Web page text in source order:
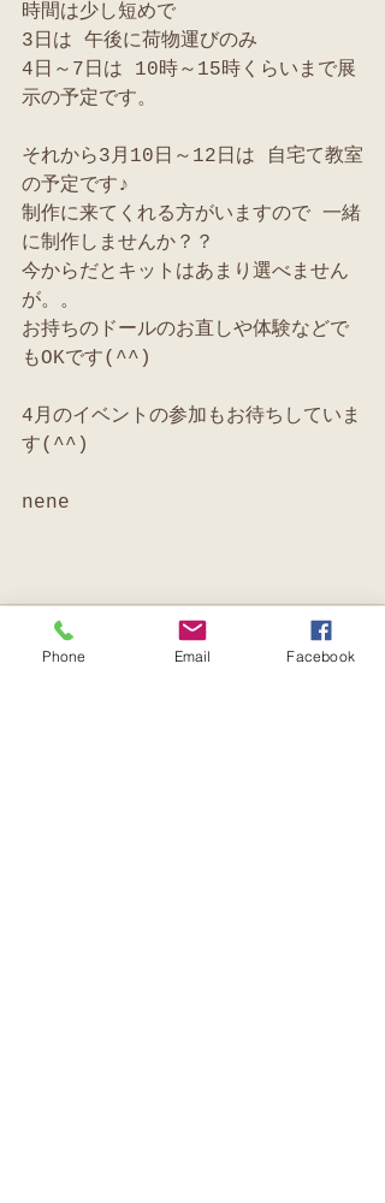
時間は少し短めで
3日は 午後に荷物運びのみ
4日～7日は 10時～15時くらいまで展
示の予定です。
それから3月10日～12日は 自宅て教室
の予定です♪
制作に来てくれる方がいますので 一緒
に制作しませんか？？
今からだとキットはあまり選べません
が。。
お持ちのドールのお直しや体験などで
もOKです(^^)
4月のイベントの参加もお待ちしていま
す(^^)
nene
Phone Email Facebook